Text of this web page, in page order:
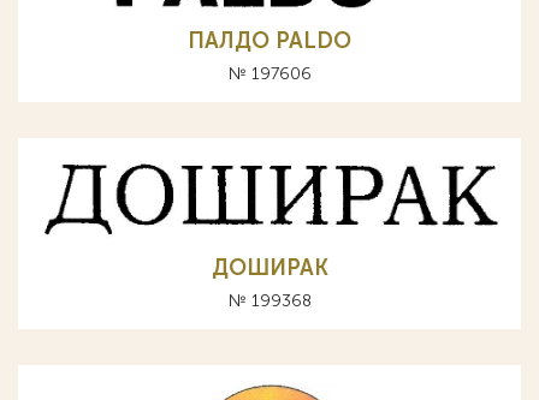
ПАЛДО PALDO
№ 197606
ДОШИРАК
№ 199368